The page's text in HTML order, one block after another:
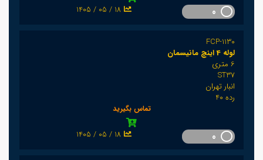
1405 / 05 / 18
FCP-1130
لوله 4 اینچ مانیسمان
6 متری
ST37
انبار تهران
رده 40
تماس بگیرید
1405 / 05 / 18